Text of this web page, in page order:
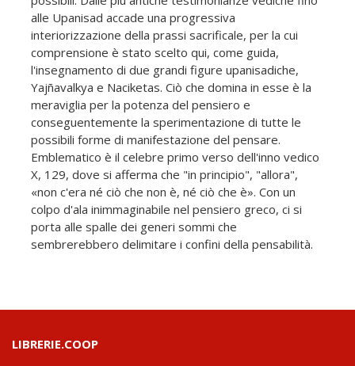
alle Upanisad accade una progressiva
interiorizzazione della prassi sacrificale, per la cui
comprensione è stato scelto qui, come guida,
l'insegnamento di due grandi figure upanisadiche,
Yajñavalkya e Naciketas. Ciò che domina in esse è la
meraviglia per la potenza del pensiero e
conseguentemente la sperimentazione di tutte le
possibili forme di manifestazione del pensare.
Emblematico è il celebre primo verso dell'inno vedico
X, 129, dove si afferma che "in principio", "allora",
«non c'era né ciò che non è, né ciò che è». Con un
colpo d'ala inimmaginabile nel pensiero greco, ci si
porta alle spalle dei generi sommi che
sembrerebbero delimitare i confini della pensabilità.
LIBRERIE.COOP